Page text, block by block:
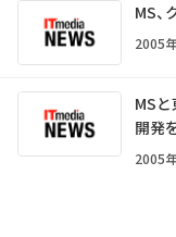
MS
2005
MS
開発
2005